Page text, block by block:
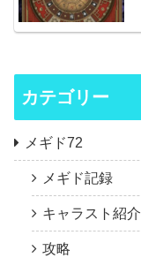
カテゴリー
メギド72
メギド記録
キャラスト紹介
攻略